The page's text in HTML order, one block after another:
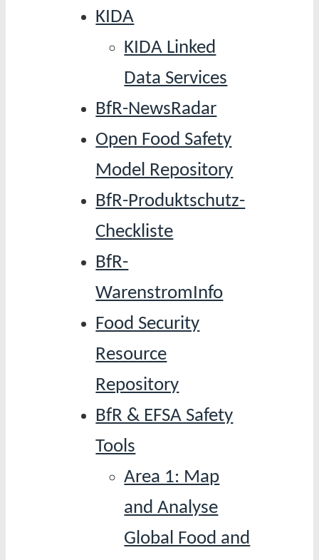
KIDA
KIDA Linked
Data Services
BfR-NewsRadar
Open Food Safety
Model Repository
BfR-Produktschutz-
Checkliste
BfR-
WarenstromInfo
Food Security
Resource
Repository
BfR & EFSA Safety
Tools
Area 1: Map
and Analyse
Global Food and